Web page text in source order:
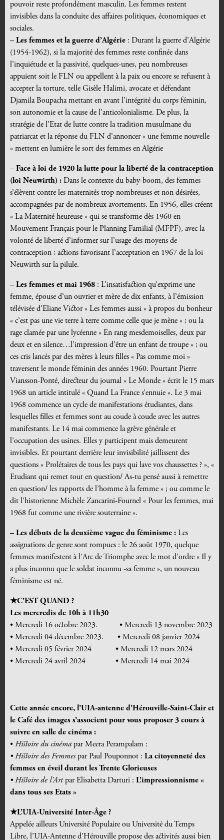
pouvoir reste profondément masculin. Les femmes restent
invisibles dans la conduite des affaires politiques, économiques et
sociales.
– Les femmes et la guerre d’Algérie : Durant la guerre d’Algérie
(1954-1962), si la majorité des femmes reste confinée dans
l’inquiétude et la passivité, quelques-unes, peu nombreuses
appuient soit le FLN ou appellent à la paix ou encore se refusent à
accepter la torture, telle Gisèle Halimi, avocate et défendant
Djamila Boupacha mettant en avant l’intégrité du corps féminin,
son autonomie et la cause de l’anticolonialisme. De plus, la
stratégie de l’Etat de lutte contre la tradition musulmane du
patriarcat et la réponse du FLN d’annoncer « une femme nouvelle
» mettent en lumière le sort des femmes en Algérie
– Face à loi de 1920 la lutte pour la liberté de la contraception
(loi Neuwirth) : Dans le contexte du baby-boom, des femmes
s’élèvent contre les maternités trop nombreuses et non désirées,
accompagnées par de nombreux avortements. En 1956, elles créent
« La Maternité heureuse » qui se transforme dès 1960 en
Mouvement Français pour le Planning Familial (MFPF), avec la
volonté de liberté d’informer sur l’usage des moyens de
contraception ; actions favorisant l’acceptation en 1967 de la loi
Neuwirth sur la pilule.
– Les femmes et mai 1968 : L’insatisfaction qu’exprime une
femme, épouse d’un ouvrier et mère de dix enfants, à l’émission
télévisée d’Eliane Victor « Les femmes aussi » à propos du bonheur
« c’est pas une vie terre à terre comme celle que je mène » ; ou la
rage clamée par une lycéenne « En rang mesdemoiselles, deux par
deux et en silence…l’impression d’être un enfant de troupe » ; ou
ces cris lancés par des mères à leurs filles « Pas comme moi »
traversent le monde féminin des années 1960. Pourtant Pierre
Viansson-Ponté, directeur du journal « Le Monde » écrit le 15 mars
1968 un article intitulé « Quand La France s’ennuie ». Le 3 mai
1968 commence un cycle de manifestations étudiantes, dans
lesquelles filles et femmes sont au coude à coude avec les autres
manifestants. Le 14 mai commence la grève générale et
l’occupation des usines. Elles y participent mais demeurent
invisibles. Et pourtant derrière leur invisibilité jaillissent des
questions « Prolétaires de tous les pays qui lave vos chaussettes ? », «
Etudiant qui remet tout en question/ As-tu pensé aussi à remettre
en question/ les rapports de l’homme à la femme » ; ou comme le
dit l’historienne Michèle Zancarini-Fournel « Pour les femmes, mai
1968 fut comme une rivière souterraine ».
– Les débuts de la deuxième vague du féminisme : Les
assignations de genre sont rompues : le 26 août 1970, quelque
femmes manifestent à l’Arc de Triomphe avec le mot d’ordre « Il y
a plus inconnu que le soldat inconnu -sa femme », un nouveau
féminisme est né.
★C’EST QUAND ?
Les mercredis de 10h à 11h30
• Mercredi 16 octobre 2023. • Mercredi 13 novembre 2023
• Mercredi 04 décembre 2023. • Mercredi 08 janvier 2024
• Mercredi 05 février 2024 • Mercredi 12 mars 2024
• Mercredi 24 avril 2024 • Mercredi 14 mai 2024
Cette année encore, l’UIA-antenne d’Hérouville-Saint-Clair et
le Café des images s’associent pour vous proposer 3 cours à
suivre en salle de cinéma :
• Histoire du cinéma par Meera Perampalam :
• Histoire des Femmes par Paul Pouponnot : La citoyenneté des
femmes en éveil durant les Trente Glorieuses
• Histoire de l’Art par Elisabetta Darturi : L’impressionnisme «
dans tous ses Etats »
★L’UIA-Université Inter-Âge ?
Appelée ailleurs Université Populaire ou Université du Temps
Libre, l’UIA-Antenne d’Hérouville propose des activités aussi bien